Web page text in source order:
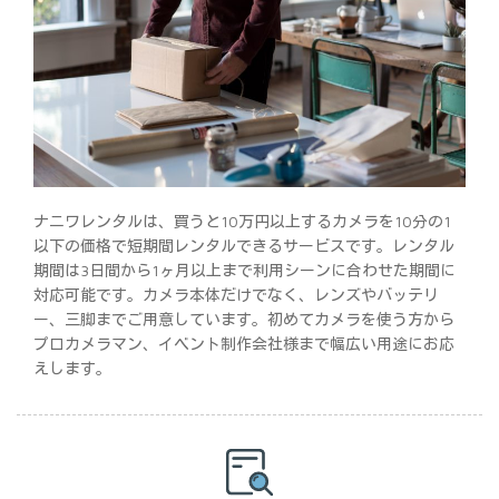
ナニワレンタルは、買うと10万円以上するカメラを10分の1
以下の価格で短期間レンタルできるサービスです。レンタル
期間は3日間から1ヶ月以上まで利用シーンに合わせた期間に
対応可能です。カメラ本体だけでなく、レンズやバッテリ
ー、三脚までご用意しています。初めてカメラを使う方から
プロカメラマン、イベント制作会社様まで幅広い用途にお応
えします。